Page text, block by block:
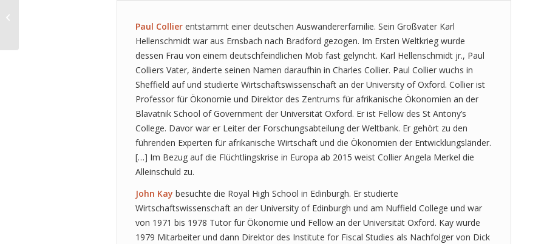
Paul Collier entstammt einer deutschen Auswandererfamilie. Sein Großvater Karl
Hellenschmidt war aus Ernsbach nach Bradford gezogen. Im Ersten Weltkrieg wurde
dessen Frau von einem deutschfeindlichen Mob fast gelyncht. Karl Hellenschmidt jr., Paul
Colliers Vater, änderte seinen Namen daraufhin in Charles Collier. Paul Collier wuchs in
Sheffield auf und studierte Wirtschaftswissenschaft an der University of Oxford. Collier ist
Professor für Ökonomie und Direktor des Zentrums für afrikanische Ökonomien an der
Blavatnik School of Government der Universität Oxford. Er ist Fellow des St Antony’s
College. Davor war er Leiter der Forschungsabteilung der Weltbank. Er gehört zu den
führenden Experten für afrikanische Wirtschaft und die Ökonomien der Entwicklungsländer.
[…] Im Bezug auf die Flüchtlingskrise in Europa ab 2015 weist Collier Angela Merkel die
Alleinschuld zu.
John Kay besuchte die Royal High School in Edinburgh. Er studierte
Wirtschaftswissenschaft an der University of Edinburgh und am Nuffield College und war
von 1971 bis 1978 Tutor für Ökonomie und Fellow an der Universität Oxford. Kay wurde
1979 Mitarbeiter und dann Direktor des Institute for Fiscal Studies als Nachfolger von Dick